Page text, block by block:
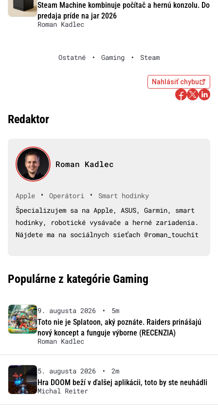
Steam Machine kombinuje počítač a hernú konzolu. Do
predaja príde na jar 2026
Roman Kadlec
Ostatné • Gaming • Steam
Nahlásiť chybu
Redaktor
Roman Kadlec
Apple • Operátori •
Smart hodinky
Špecializujem sa na Apple, ASUS, Garmin, smart
hodinky, robotické vysávače a herné zariadenia.
Nájdete ma na sociálnych sieťach @roman_touchit
Populárne z kategórie Gaming
9. augusta 2026 •
5m
Toto nie je Splatoon, aký poznáte. Raiders prinášajú
nový koncept a funguje výborne (RECENZIA)
Roman Kadlec
5. augusta 2026 •
2m
Hra DOOM beží v ďalšej aplikácii, toto by ste neuhádli
Michal Reiter